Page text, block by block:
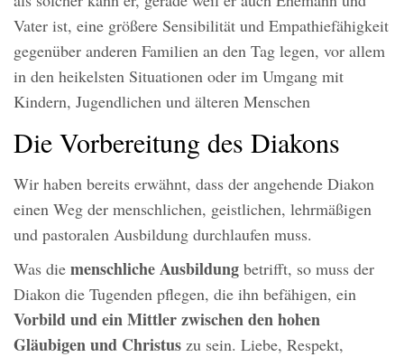
Vater ist, eine größere Sensibilität und Empathiefähigkeit
gegenüber anderen Familien an den Tag legen, vor allem
in den heikelsten Situationen oder im Umgang mit
Kindern, Jugendlichen und älteren Menschen
Die Vorbereitung des Diakons
Wir haben bereits erwähnt, dass der angehende Diakon
einen Weg der menschlichen, geistlichen, lehrmäßigen
und pastoralen Ausbildung durchlaufen muss.
Was die menschliche Ausbildung betrifft, so muss der
Diakon die Tugenden pflegen, die ihn befähigen, ein
Vorbild und ein Mittler zwischen den hohen
Gläubigen und Christus zu sein. Liebe, Respekt,